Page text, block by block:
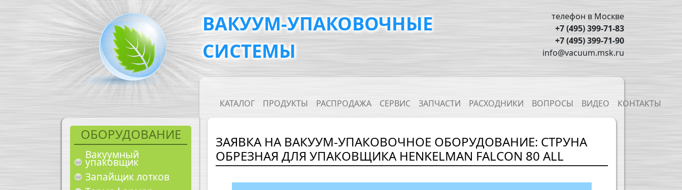
Перейти к основному содержанию
ВАКУУМ-УПАКОВОЧНЫЕ
СИСТЕМЫ
телефон в Москве
+7 (495) 399-71-83
+7 (495) 399-71-90
info@vacuum.msk.ru
ОБОРУДОВАНИЕ
Вакуумный
упаковщик
Запайщик лотков
Main navigation
КАТАЛОГ ПРОДУКТЫ РАСПРОДАЖА СЕРВИС ЗАПЧАСТИ РАСХОДНИКИ ВОПРОСЫ ВИДЕО КОНТАКТЫ
ЗАЯВКА НА ВАКУУМ-УПАКОВОЧНОЕ ОБОРУДОВАНИЕ: СТРУНА
ОБРЕЗНАЯ ДЛЯ УПАКОВЩИКА HENKELMAN FALCON 80 ALL